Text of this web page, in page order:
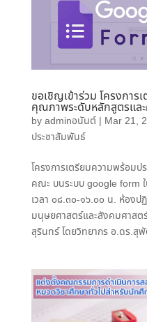
ขอเชิญเข้าร่วม โครงกา
คุณภาพระดับหลักสูตรแล
byadminอนันต์| Mar 21,
ประชาสัมพันธ์
โครงการเตรียมความพร้อม
คณะ บนระบบ google form
เวลา ๐๘.๓๐-๑๖.๐๐ น. ห้อง
มนุษยศาสตร์และสังคมศาสต
สุรินทร์ โดยวิทยากร อ.ดร.สุ